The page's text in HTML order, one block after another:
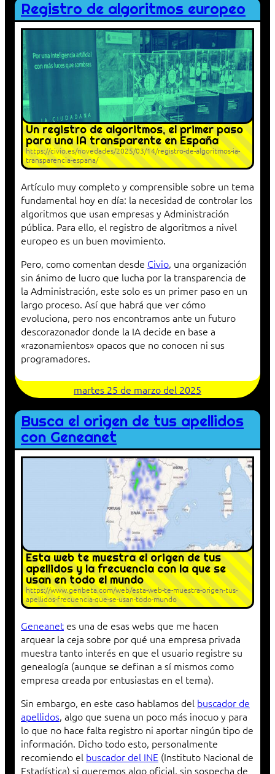
Registro de algoritmos europeo
Un registro de algoritmos, el primer paso
para una IA transparente en España
https://civio.es/novedades/2025/03/14/registro-de-algoritmos-ia-
transparencia-espana/
Artículo muy completo y comprensible sobre un tema
fundamental hoy en día: la necesidad de controlar los
algoritmos que usan empresas y Administración
pública. Para ello, el registro de algoritmos a nivel
europeo es un buen movimiento.
Pero, como comentan desde Civio, una organización
sin ánimo de lucro que lucha por la transparencia de
la Administración, este solo es un primer paso en un
largo proceso. Así que habrá que ver cómo
evoluciona, pero nos encontramos ante un futuro
descorazonador donde la IA decide en base a
«razonamientos» opacos que no conocen ni sus
programadores.
martes 25 de marzo del 2025
Busca el origen de tus apellidos
con Geneanet
Esta web te muestra el origen de tus
apellidos y la frecuencia con la que se
usan en todo el mundo
https://www.genbeta.com/web/esta-web-te-muestra-origen-tus-
apellidos-frecuencia-que-se-usan-todo-mundo
Geneanet es una de esas webs que me hacen
arquear la ceja sobre por qué una empresa privada
muestra tanto interés en que el usuario registre su
genealogía (aunque se definan a sí mismos como
empresa creada por entusiastas en el tema).
Sin embargo, en este caso hablamos del buscador de
apellidos, algo que suena un poco más inocuo y para
lo que no hace falta registro ni aportar ningún tipo de
información. Dicho todo esto, personalmente
recomiendo el buscador del INE (Instituto Nacional de
Estadística) si queremos algo oficial, sin sospecha de